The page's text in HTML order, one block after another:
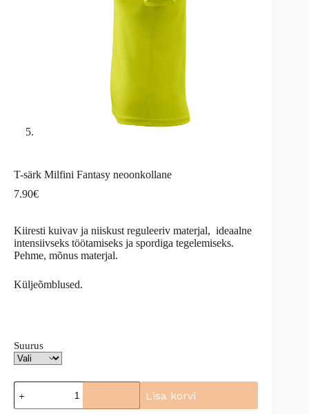
T-särk Milfini Fantasy neoonkollane
7.90€
Kiiresti kuivav ja niiskust reguleeriv materjal, ideaalne
intensiivseks töötamiseks ja spordiga tegelemiseks.
Pehme, mõnus materjal.
Küljeõmblused.
Suurus
T-
särk
Milfini
Lisa korvi